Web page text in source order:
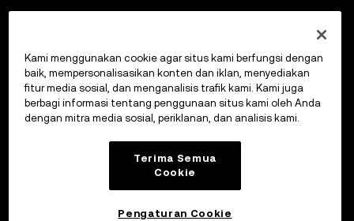
Kami menggunakan cookie agar situs kami berfungsi dengan
baik, mempersonalisasikan konten dan iklan, menyediakan
fitur media sosial, dan menganalisis trafik kami. Kami juga
berbagi informasi tentang penggunaan situs kami oleh Anda
dengan mitra media sosial, periklanan, dan analisis kami.
Terima Semua
Cookie
Pengaturan Cookie